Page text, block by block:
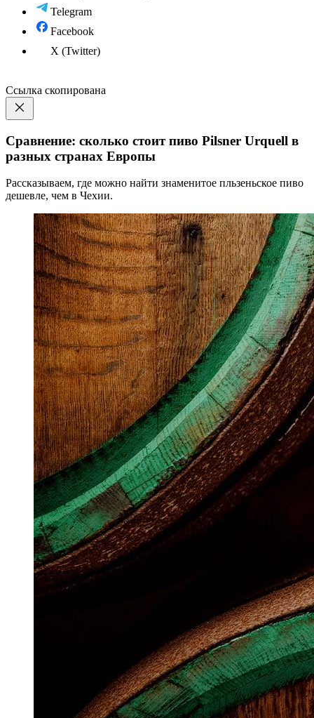
Telegram
Facebook
X (Twitter)
Ссылка скопирована
Сравнение: сколько стоит пиво Pilsner Urquell в
разных странах Европы
Рассказываем, где можно найти знаменитое пльзеньское пиво
дешевле, чем в Чехии.